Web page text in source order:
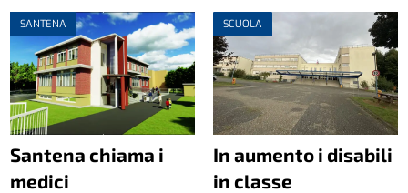
SANTENA
Santena chiama i
medici
SCUOLA
In aumento i disabili
in classe